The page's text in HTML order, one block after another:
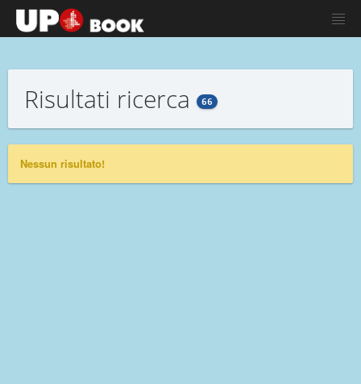
Risultati ricerca 66
Nessun risultato!